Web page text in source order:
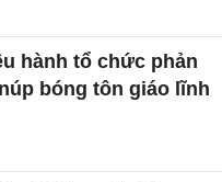
hành tổ chức phản
bóng tôn giáo lĩnh